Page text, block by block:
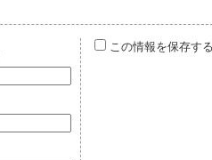
この情報を保存す